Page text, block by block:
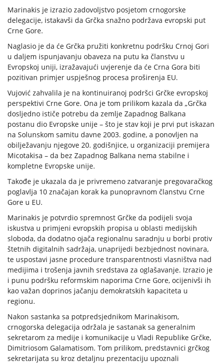
Marinakis je izrazio zadovoljstvo posjetom crnogorske
delegacije, istakavši da Grčka snažno podržava evropski put
Crne Gore.
Naglasio je da će Grčka pružiti konkretnu podršku Crnoj Gori
u daljem ispunjavanju obaveza na putu ka članstvu u
Evropskoj uniji, izražavajući uvjerenje da će Crna Gora biti
pozitivan primjer uspješnog procesa proširenja EU.
Vujović zahvalila je na kontinuiranoj podršci Grčke evropskoj
perspektivi Crne Gore. Ona je tom prilikom kazala da „Grčka
dosljedno ističe potrebu da zemlje Zapadnog Balkana
postanu dio Evropske unije – što je stav koji je prvi put iskazan
na Solunskom samitu davne 2003. godine, a ponovljen na
obilježavanju njegove 20. godišnjice, u organizaciji premijera
Micotakisa – da bez Zapadnog Balkana nema stabilne i
kompletne Evropske unije.
Takođe je ukazala da je privremeno zatvaranje pregovaračkog
poglavlja 10 značajan korak ka punopravnom članstvu Crne
Gore u EU.
Marinakis je potvrdio spremnost Grčke da podijeli svoja
iskustva u primjeni evropskih propisa u oblasti medijskih
sloboda, da dodatno ojača regionalnu saradnju u borbi protiv
štetnih digitalnih sadržaja, unaprijedi bezbjednost novinara,
te uspostavi jasne procedure transparentnosti vlasništva nad
medijima i trošenja javnih sredstava za oglašavanje. Izrazio je
i punu podršku reformskim naporima Crne Gore, ocijenivši ih
kao važan doprinos jačanju demokratskih kapaciteta u
regionu.
Nakon sastanka sa potpredsjednikom Marinakisom,
crnogorska delegacija održala je sastanak sa generalnim
sekretarom za medije i komunikacije u Vladi Republike Grčke,
Dimitriosom Galamatisom. Tom prilikom, predstavnici grčkog
sekretarijata su kroz detaljnu prezentaciju upoznali